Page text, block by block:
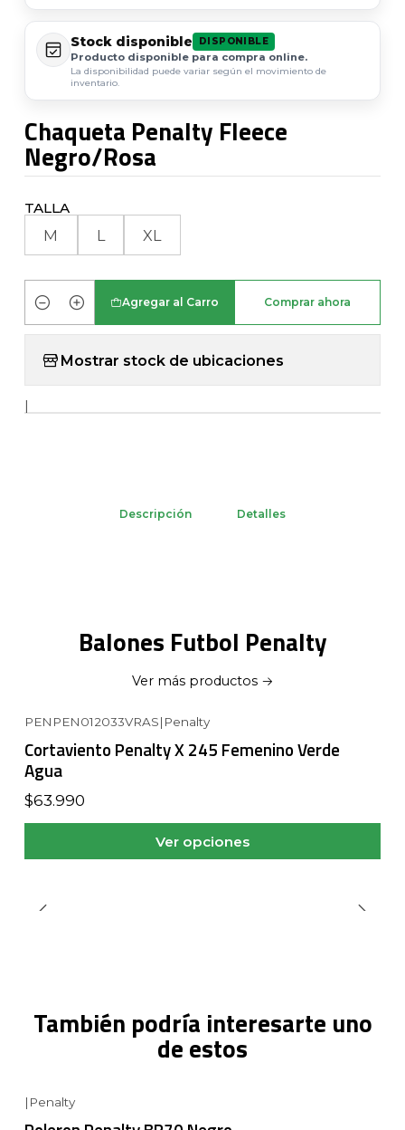
Stock disponible DISPONIBLE
Producto disponible para compra online.
La disponibilidad puede variar según el movimiento de
inventario.
Chaqueta Penalty Fleece
Negro/Rosa
TALLA
M L XL
Cantidad
Agregar al Carro Comprar ahora
Mostrar stock de ubicaciones
|
Descripción Detalles
Balones Futbol Penalty
Ver más productos
PENPEN012033VRAS| Penalty
Cortaviento Penalty X 245 Femenino Verde
Agua
$63.990
Ver opciones
También podría interesarte uno
de estos
| Penalty